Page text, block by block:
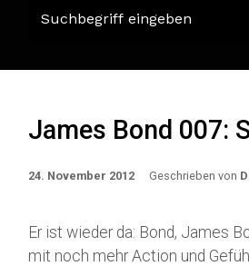
James Bond 007:
24. November 2012 Geschrieben von
Er ist wieder da: Bond, James
mit noch mehr Action und